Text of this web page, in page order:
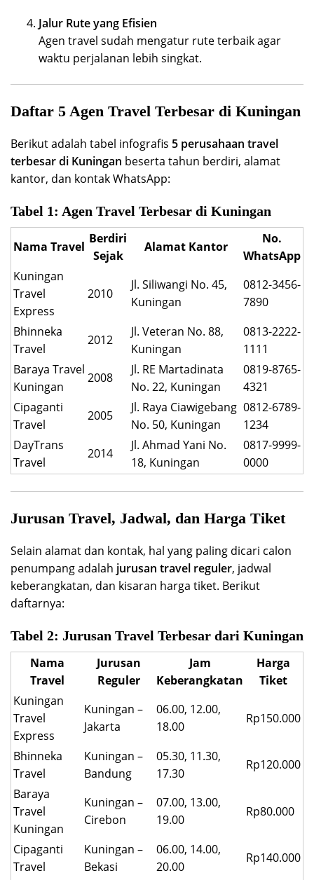
Jalur Rute yang Efisien
Agen travel sudah mengatur rute terbaik agar
waktu perjalanan lebih singkat.
Daftar 5 Agen Travel Terbesar di Kuningan
Berikut adalah tabel infografis 5 perusahaan travel
terbesar di Kuningan beserta tahun berdiri, alamat
kantor, dan kontak WhatsApp:
Tabel 1: Agen Travel Terbesar di Kuningan
Nama Travel
Berdiri
Sejak
Alamat Kantor
No.
WhatsApp
Kuningan
Travel
Express
2010
Jl. Siliwangi No. 45,
Kuningan
0812-3456-
7890
Bhinneka
Travel
2012
Jl. Veteran No. 88,
Kuningan
0813-2222-
1111
Baraya Travel
Kuningan
2008
Jl. RE Martadinata
No. 22, Kuningan
0819-8765-
4321
Cipaganti
Travel
2005
Jl. Raya Ciawigebang
No. 50, Kuningan
0812-6789-
1234
DayTrans
Travel
2014
Jl. Ahmad Yani No.
18, Kuningan
0817-9999-
0000
Jurusan Travel, Jadwal, dan Harga Tiket
Selain alamat dan kontak, hal yang paling dicari calon
penumpang adalah jurusan travel reguler, jadwal
keberangkatan, dan kisaran harga tiket. Berikut
daftarnya:
Tabel 2: Jurusan Travel Terbesar dari Kuningan
Nama
Travel
Jurusan
Reguler
Jam
Keberangkatan
Harga
Tiket
Kuningan
Travel
Express
Kuningan –
Jakarta
06.00, 12.00,
18.00
Rp150.000
Bhinneka
Travel
Kuningan –
Bandung
05.30, 11.30,
17.30
Rp120.000
Baraya
Travel
Kuningan
Kuningan –
Cirebon
07.00, 13.00,
19.00
Rp80.000
Cipaganti
Travel
Kuningan –
Bekasi
06.00, 14.00,
20.00
Rp140.000